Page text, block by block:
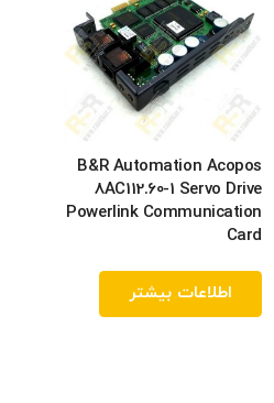
B&R Automation Acopos
8AC112.60-1 Servo Drive
Powerlink Communication
Card
اطلاعات بیشتر